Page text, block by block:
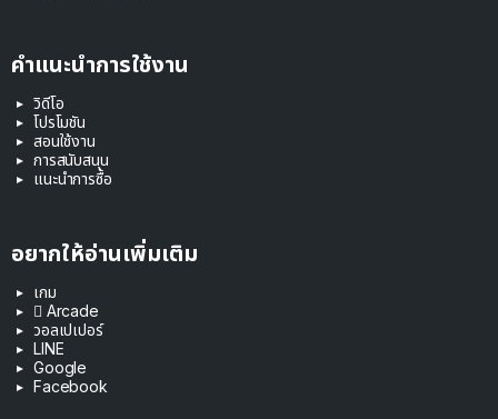
คำแนะนำการใช้งาน
วิดีโอ
โปรโมชัน
สอนใช้งาน
การสนับสนุน
แนะนำการซื้อ
อยากให้อ่านเพิ่มเติม
เกม
 Arcade
วอลเปเปอร์
LINE
Google
Facebook